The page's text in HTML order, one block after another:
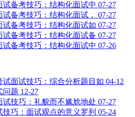
试备考技巧：结构化面试中 07-27
试备考技巧：结构化面试， 07-27
试备考技巧：结构化面试如 07-27
试备考技巧：结构化面试备 07-27
试备考技巧：结构化面试中 07-26
试面试技巧：综合分析题目如 04-12
问题 12-27
试技巧：礼貌而不尴尬地处 07-27
技巧：面试观点的意义罗列 05-24